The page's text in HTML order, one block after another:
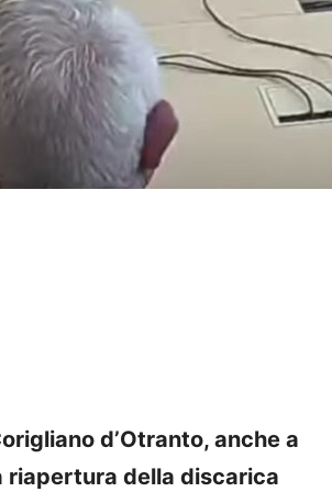
d’Otranto, anche a
riapertura della discarica